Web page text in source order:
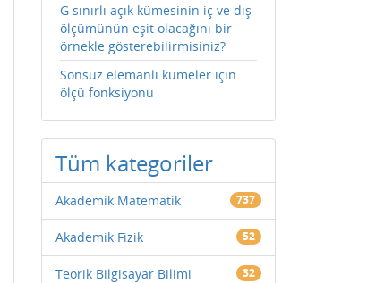
G sınırlı açık kümesinin iç ve dış
ölçümünün eşit olacağını bir
örnekle gösterebilirmisiniz?
Sonsuz elemanlı kümeler için
ölçü fonksiyonu
Tüm kategoriler
Akademik Matematik 737
Akademik Fizik 52
Teorik Bilgisayar Bilimi 32